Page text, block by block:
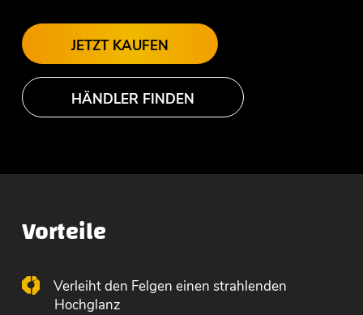
JETZT KAUFEN
HÄNDLER FINDEN
Vorteile
Verleiht den Felgen einen strahlenden
Hochglanz